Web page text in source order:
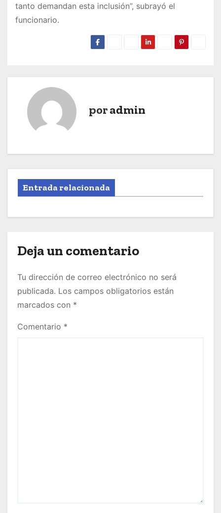
tanto demandan esta inclusión”, subrayó el
funcionario.
poradmin
Entrada relacionada
Deja un comentario
Tu dirección de correo electrónico no será
publicada. Los campos obligatorios están
marcados con *
Comentario *